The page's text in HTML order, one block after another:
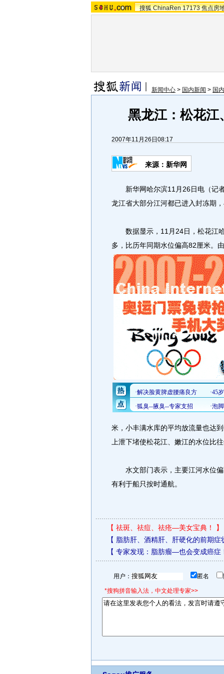
搜狐 ChinaRen 17173 焦点房
新闻中心 > 国内新闻 > 国
黑龙江：松花江
2007年11月26日08:17
来源：新华网
新华网哈尔滨11月26日电（记者
龙江省大部分江河都已进入封冻期
数据显示，11月24日，松花江哈
多，比历年同期水位偏高82厘米。
米，小丰满水库的平均放流量也达
上泄下堵使松花江、嫩江的水位比
水文部门表示，主要江河水位偏
有利于船只按时通航。
【 祛斑、祛痘、祛疮—美女宝典！ 】
【 脂肪肝、酒精肝、肝硬化的前期症
【 专家发现：脂肪瘤—也会变成癌症
用户： 匿名
*搜狗拼音输入法，中文处理专家>>